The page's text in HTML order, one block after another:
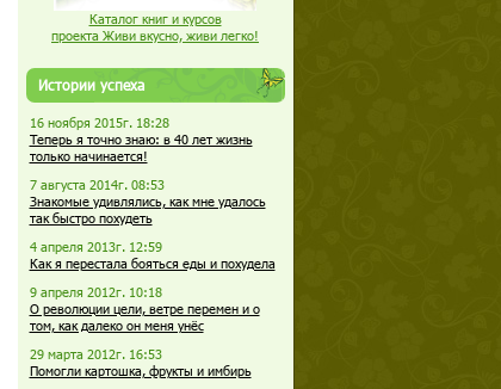
Каталог книг и курсов
проекта Живи вкусно, живи легко!
Истории успеха
16 ноября 2015г. 18:28
Теперь я точно знаю: в 40 лет жизнь
только начинается!
7 августа 2014г. 08:53
Знакомые удивлялись, как мне удалось
так быстро похудеть
4 апреля 2013г. 12:59
Как я перестала бояться еды и похудела
9 апреля 2012г. 10:18
О революции цели, ветре перемен и о
том, как далеко он меня унёс
29 марта 2012г. 16:53
Помогли картошка, фрукты и имбирь